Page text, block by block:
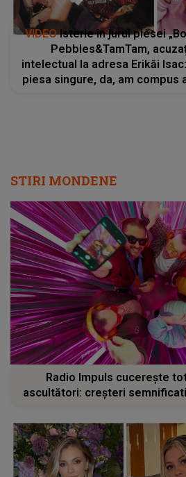
VIDEOIsterie în jurul piesei
Pebbles&TamTam,
intelectual la adresa Erikăi
piesa singure, da, am compus
STIRI MONDENE
Radio Impuls cucerește
ascultători: creșteri